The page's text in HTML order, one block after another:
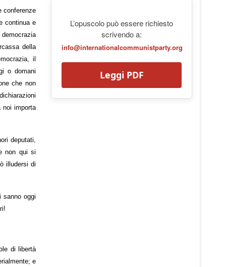
conferenze
continua e
della
il
o domani
che non
noi importa
deputati,
non qui si
illudersi di
sanno oggi
di libertà
e
L’opuscolo può essere richiesto
scrivendo a:
info@internationalcommunistparty.org
Leggi PDF